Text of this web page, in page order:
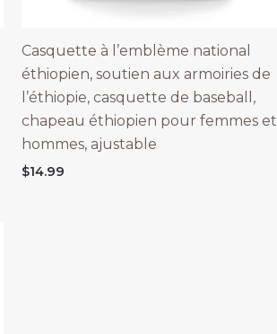
Casquette à l’emblème national
éthiopien, soutien aux armoiries de
l’éthiopie, casquette de baseball,
chapeau éthiopien pour femmes et
hommes, ajustable
$14.99